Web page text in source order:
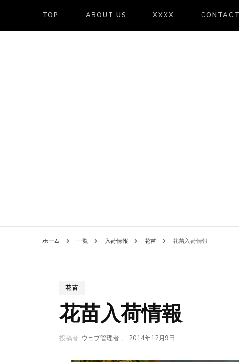
TOP ABOUT US XXXX CONTACT
ホーム 一覧 入荷情報 花苗 花苗入荷情報
花苗
花苗入荷情報
投稿者: ウェブ管理者 、 2014年12月9日